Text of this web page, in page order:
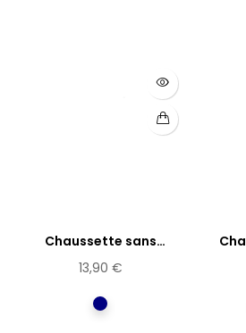
Chaussette sans
élastique...
13,90 €
Marine